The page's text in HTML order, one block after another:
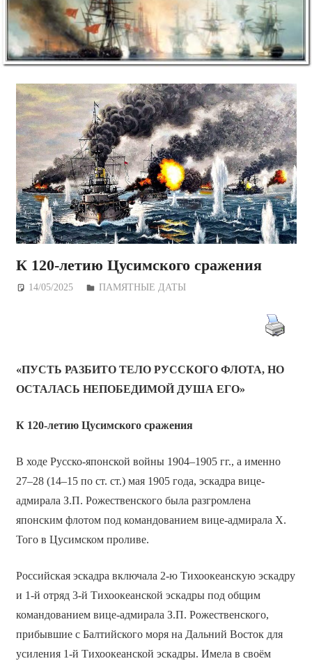
К 120-летию Цусимского сражения
14/05/2025 Дежурный по Редакции
ПАМЯТНЫЕ ДАТЫ
«ПУСТЬ РАЗБИТО ТЕЛО РУССКОГО ФЛОТА, НО
ОСТАЛАСЬ НЕПОБЕДИМОЙ ДУША ЕГО»
К 120-летию Цусимского сражения
В ходе Русско-японской войны 1904–1905 гг., а именно
27–28 (14–15 по ст. ст.) мая 1905 года, эскадра вице-
адмирала З.П. Рожественского была разгромлена
японским флотом под командованием вице-адмирала Х.
Того в Цусимском проливе.
Российская эскадра включала 2-ю Тихоокеанскую эскадру
и 1-й отряд 3-й Тихоокеанской эскадры под общим
командованием вице-адмирала З.П. Рожественского,
прибывшие с Балтийского моря на Дальний Восток для
усиления 1-й Тихоокеанской эскадры. Имела в своём